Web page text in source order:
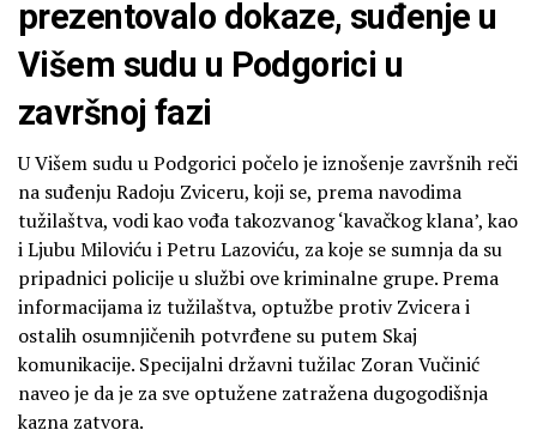
prezentovalo dokaze, suđenje u
Višem sudu u Podgorici u
završnoj fazi
U Višem sudu u Podgorici počelo je iznošenje završnih reči
na suđenju Radoju Zviceru, koji se, prema navodima
tužilaštva, vodi kao vođa takozvanog ‘kavačkog klana’, kao
i Ljubu Miloviću i Petru Lazoviću, za koje se sumnja da su
pripadnici policije u službi ove kriminalne grupe. Prema
informacijama iz tužilaštva, optužbe protiv Zvicera i
ostalih osumnjičenih potvrđene su putem Skaj
komunikacije. Specijalni državni tužilac Zoran Vučinić
naveo je da je za sve optužene zatražena dugogodišnja
kazna zatvora.